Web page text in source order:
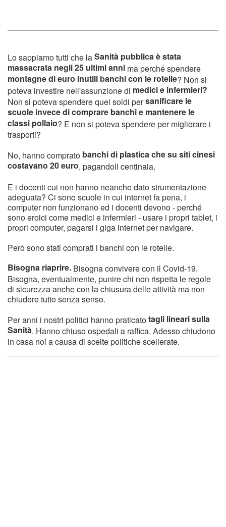
Lo sappiamo tutti che la Sanità pubblica è stata
massacrata negli 25 ultimi anni ma perché spendere
montagne di euro inutili banchi con le rotelle? Non si
poteva investire nell'assunzione di medici e infermieri?
Non si poteva spendere quei soldi persanificare le
scuole invece di comprare banchi e mantenere le
classi pollaio? E non si poteva spendere per migliorare i
trasporti?
No, hanno comprato banchi di plastica che su siti cinesi
costavano 20 euro , pagandoli centinaia.
E i docenti cui non hanno neanche dato strumentazione
adeguata? Ci sono scuole in cui internet fa pena, i
computer non funzionano ed i docenti devono - perché
sono eroici come medici e infermieri - usare i propri tablet, i
propri computer, pagarsi i giga internet per navigare.
Però sono stati comprati i banchi con le rotelle.
Bisogna riaprire. Bisogna convivere con il Covid-19.
Bisogna, eventualmente, punire chi non rispetta le regole
di sicurezza anche con la chiusura delle attività ma non
chiudere tutto senza senso.
Per anni i nostri politici hanno praticato tagli lineari sulla
Sanità . Hanno chiuso ospedali a raffica. Adesso chiudono
in casa noi a causa di scelte politiche scellerate.